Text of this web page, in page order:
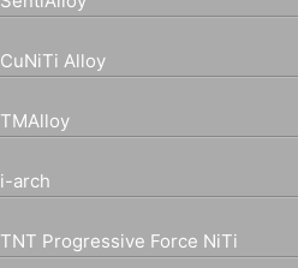
CuNiTi Alloy
TMAlloy
i-arch
TNT Progressive Force NiTi